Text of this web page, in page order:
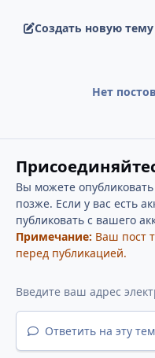
Создать новую тему
Нет
Вы можете
позже. Если у вас есть
публиковать с вашего
Примечание: Ваш пост
перед публикацией.
Ответить на эту